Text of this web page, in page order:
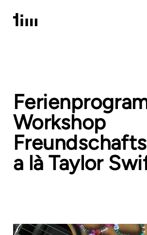
Inhalt
springen
Workshop
a là Taylor